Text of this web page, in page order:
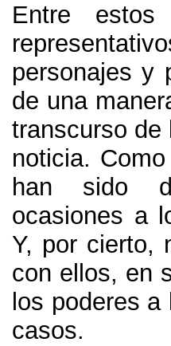
Entre
personajes y
de una
transcurso de
noticia.
han sido
ocasiones a
Y, por cierto,
con ellos, en
los poderes
casos.